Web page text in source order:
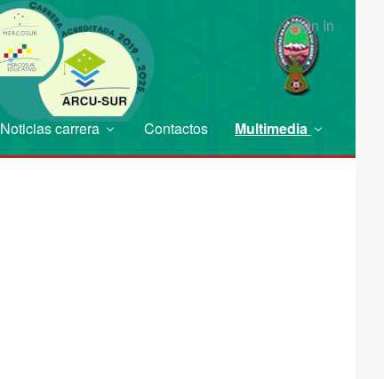
Sign In
Noticias carrera Contactos Multimedia